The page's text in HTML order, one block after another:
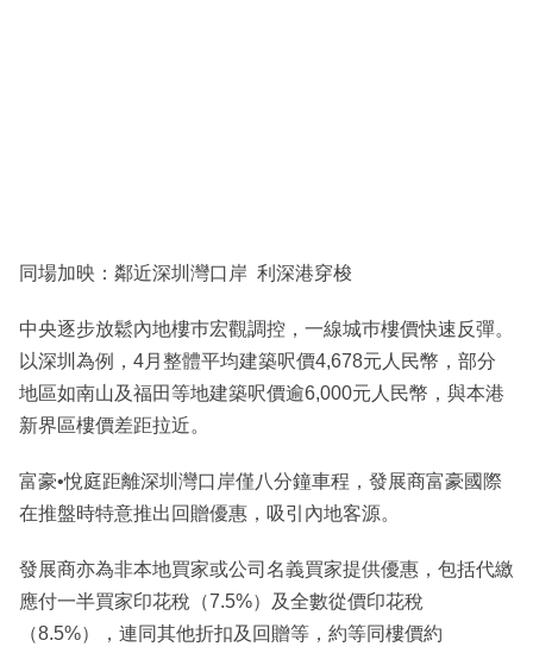
同場加映：鄰近深圳灣口岸 利深港穿梭
中央逐步放鬆內地樓巿宏觀調控，一線城巿樓價快速反彈。
以深圳為例，4月整體平均建築呎價4,678元人民幣，部分
地區如南山及福田等地建築呎價逾6,000元人民幣，與本港
新界區樓價差距拉近。
富豪•悅庭距離深圳灣口岸僅八分鐘車程，發展商富豪國際
在推盤時特意推出回贈優惠，吸引內地客源。
發展商亦為非本地買家或公司名義買家提供優惠，包括代繳
應付一半買家印花稅（7.5%）及全數從價印花稅
（8.5%），連同其他折扣及回贈等，約等同樓價約